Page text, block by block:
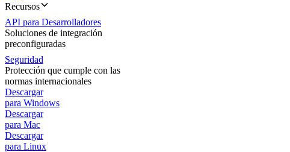
Recursos
API para Desarrolladores
Soluciones de integración
preconfiguradas
Seguridad
Protección que cumple con las
normas internacionales
Descargar
para Windows
Descargar
para Mac
Descargar
para Linux